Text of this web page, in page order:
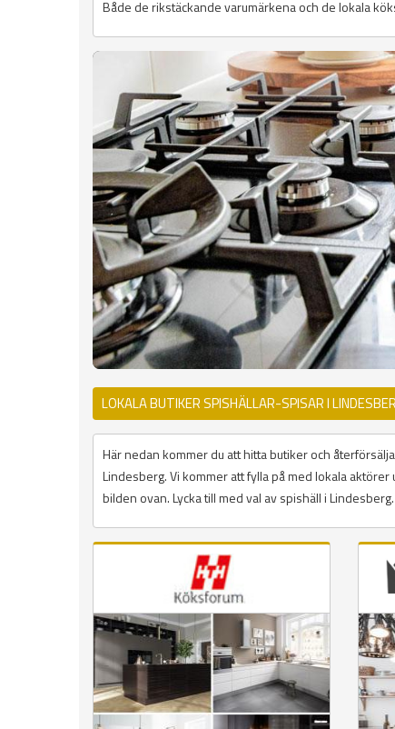
Både de rikstäckande varumärkena och de lokala
LOKALA BUTIKER SPISHÄLLAR-SPISAR I
Här nedan kommer du att hitta butiker och
Lindesberg. Vi kommer att fylla på med lokala
bilden ovan. Lycka till med val av spishäll i Lindesberg.